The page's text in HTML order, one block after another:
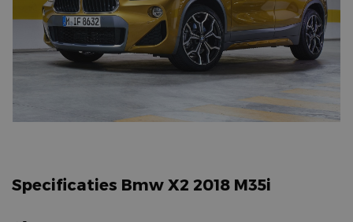
Specificaties Bmw X2 2018 M35i